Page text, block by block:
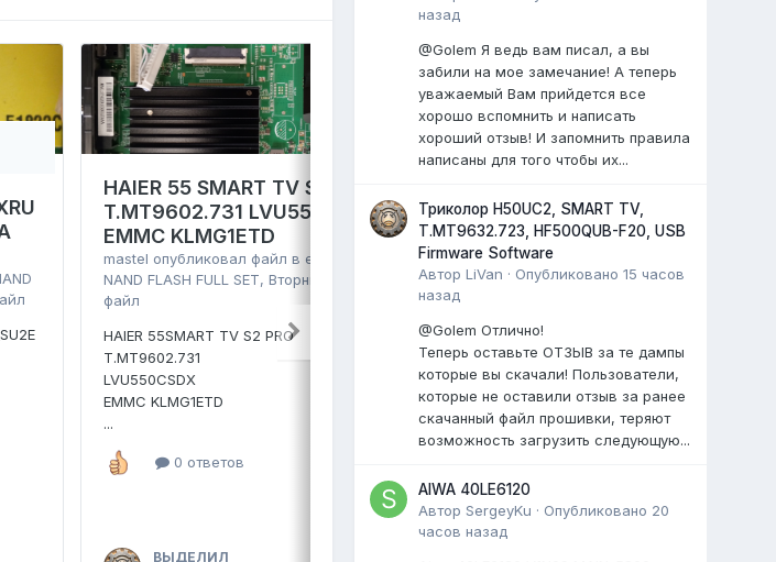
HAIER 55 SMART TV S2 PRO,
T.MT9602.731 LVU550CSDX
EMMC KLMG1ETD
mastel опубликовал файл в eMMC,
NAND FLASH FULL SET,Вторник в 06:57
файл
HAIER 55SMART TV S2 PRO
T.MT9602.731
LVU550CSDX
EMMC KLMG1ETD
...
0 ответов
ВЫДЕЛИЛ
GAZER TV49-US2G,
HK.T.RT2861V09,
HV490QUB, eMMC Toshiba
016G30 16GB, полный дамп
kmm
FLASH FULL SET
TV GAZER EMMC Dump
TV GAZER TV49-US2G
шасси: HK.T.RT2861V09
матрица: HV490QUB
...
0 ответов
назад
@Golem Я ведь вам писал, а вы
забили на мое замечание! А теперь
уважаемый Вам прийдется все
хорошо вспомнить и написать
хороший отзыв! И запомнить правила
написаны для того чтобы их...
Триколор H50UC2, SMART TV,
T.MT9632.723, HF500QUB-F20, USB
Firmware Software
АвторLiVan · Опубликовано15 часов
назад
@Golem Отлично!
Теперь оставьте ОТЗЫВ за те дампы
которые вы скачали! Пользователи,
которые не оставили отзыв за ранее
скачанный файл прошивки, теряют
возможность загрузить следующую...
AIWA 40LE6120
АвторSergeyKu · Опубликовано 20
часов назад